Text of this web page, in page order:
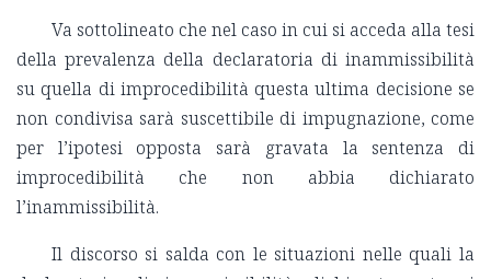
Va sottolineato che nel caso in cui si acceda alla tesi
della prevalenza della declaratoria di inammissibilità
su quella di improcedibilità questa ultima decisione se
non condivisa sarà suscettibile di impugnazione, come
per l’ipotesi opposta sarà gravata la sentenza di
improcedibilità che non abbia dichiarato
l’inammissibilità.
Il discorso si salda con le situazioni nelle quali la